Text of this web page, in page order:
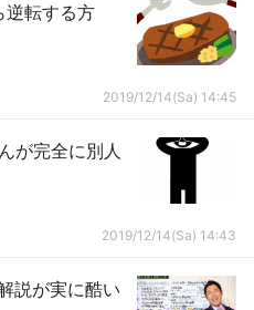
逆転する方
2019/12/14(Sa) 14:45
が完全に別人
2019/12/14(Sa) 14:43
説が実に酷い